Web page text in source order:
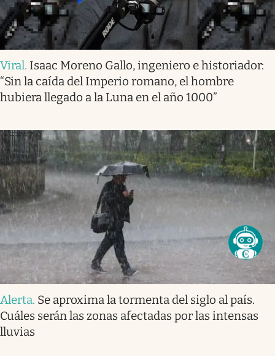
Viral. Isaac Moreno Gallo, ingeniero e historiador:
“Sin la caída del Imperio romano, el hombre
hubiera llegado a la Luna en el año 1000”
Alerta. Se aproxima la tormenta del siglo al país.
Cuáles serán las zonas afectadas por las intensas
lluvias